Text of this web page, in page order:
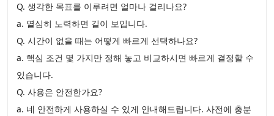
Q. 생각한 목표를 이루려면 얼마나 걸리나요?
a. 열심히 노력하면 길이 보입니다.
Q. 시간이 없을 때는 어떻게 빠르게 선택하나요?
a. 핵심 조건 몇 가지만 정해 놓고 비교하시면 빠르게 결정할 수
있습니다.
Q. 사용은 안전한가요?
a. 네 안전하게 사용하실 수 있게 안내해드립니다. 사전에 충분